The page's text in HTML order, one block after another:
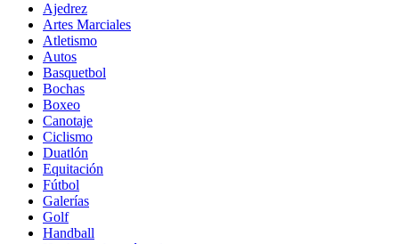
Ajedrez
Artes Marciales
Atletismo
Autos
Basquetbol
Bochas
Boxeo
Canotaje
Ciclismo
Duatlón
Equitación
Fútbol
Galerías
Golf
Handball